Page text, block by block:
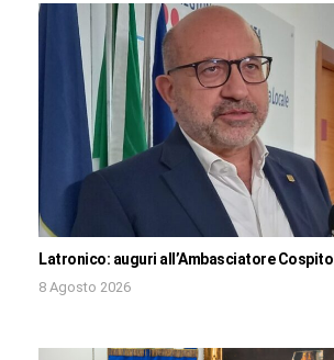
Latronico: auguri all’Ambasciatore Cospito
8 Agosto 2026